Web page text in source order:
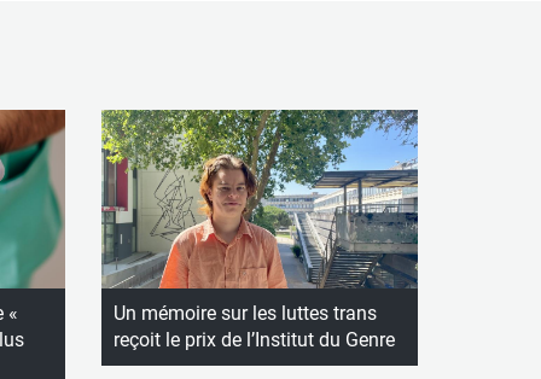
«
Un mémoire sur les luttes trans
reçoit le prix de l’Institut du Genre